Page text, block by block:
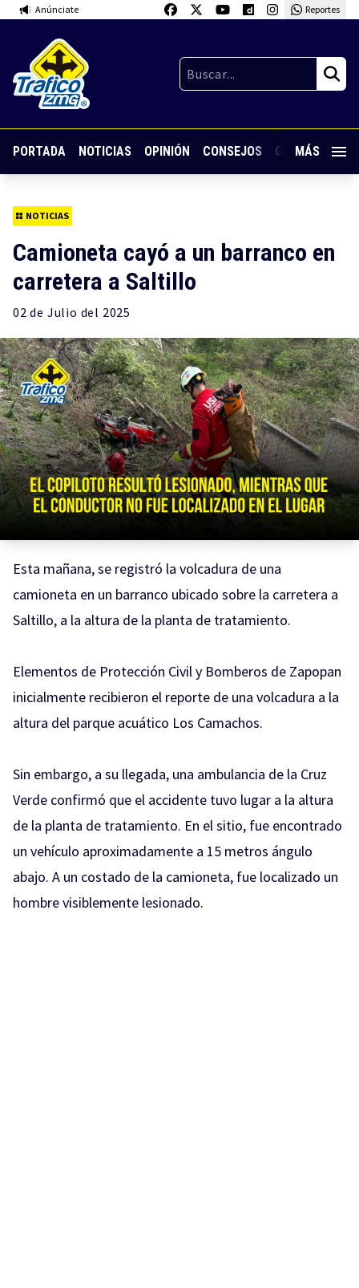
Anúnciate Reportes
PORTADA NOTICIAS OPINIÓN CONSEJOS GUARDIA
MÁS
NOTICIAS
Camioneta cayó a un barranco en
carretera a Saltillo
02 de Julio del 2025
Esta mañana, se registró la volcadura de una
camioneta en un barranco ubicado sobre la carretera a
Saltillo, a la altura de la planta de tratamiento.
Elementos de Protección Civil y Bomberos de Zapopan
inicialmente recibieron el reporte de una volcadura a la
altura del parque acuático Los Camachos.
Sin embargo, a su llegada, una ambulancia de la Cruz
Verde confirmó que el accidente tuvo lugar a la altura
de la planta de tratamiento. En el sitio, fue encontrado
un vehículo aproximadamente a 15 metros ángulo
abajo. A un costado de la camioneta, fue localizado un
hombre visiblemente lesionado.